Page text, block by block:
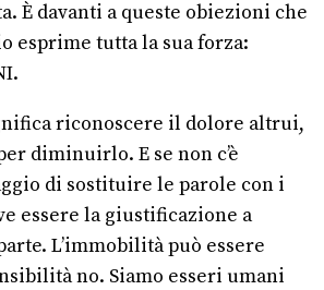
È davanti a queste obiezioni che
esprime tutta la sua forza:
riconoscere il dolore altrui,
diminuirlo. E se non c’è
di sostituire le parole con i
essere la giustificazione a
L’immobilità può essere
no. Siamo esseri umani